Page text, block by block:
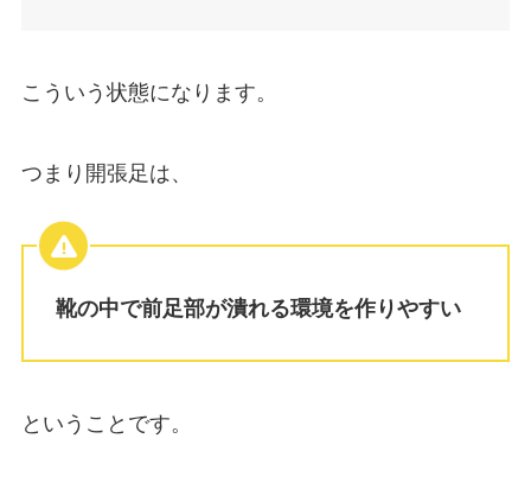
こういう状態になります。
つまり開張足は、
靴の中で前足部が潰れる環境を作りやすい
ということです。